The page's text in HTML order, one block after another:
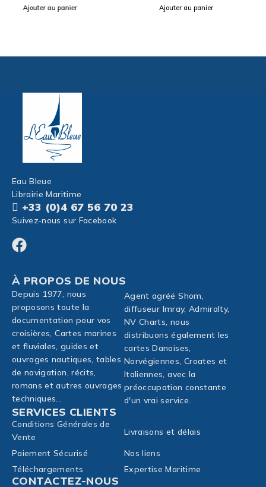
Ajouter au panier Ajouter au panier
Eau Bleue
Librairie Maritime
+33 (0)4 67 56 70 23
Suivez-nous sur Facebook
À PROPOS DE NOUS
Depuis 1977, nous
proposons toute la
documentation pour vos
croisières, Cartes marines
et fluviales, guides et
ouvrages nautiques, tables
de navigation, récits,
romans et autres ouvrages
techniques...
Agent agréé Shom,
diffuseur Imray, Admiralty,
NV Charts, nous
distribuons également les
cartes Danoises,
Norvégiennes, Croates et
Italiennes, avec la
préoccupation constante
d'un vrai service.
SERVICES CLIENTS
Conditions Générales de
Vente
Livraisons et délais
Paiement Sécurisé
Nos liens
Téléchargements
Expertise Maritime
CONTACTEZ-NOUS